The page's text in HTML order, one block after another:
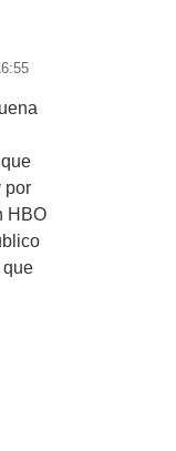
por
HBO
que